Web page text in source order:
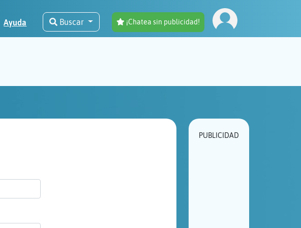
Ayuda Buscar ¡Chatea sin publicidad!
PUBLICIDAD